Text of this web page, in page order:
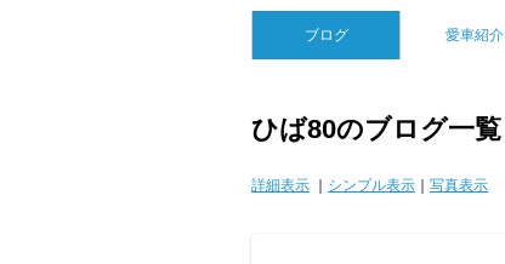
ブログ 愛車紹介
ひば80のブログ一覧
詳細表示 シンプル表示 写真表示